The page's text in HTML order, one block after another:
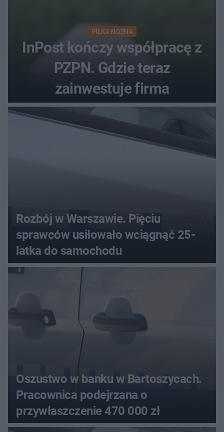
PIŁKA NOŻNA
InPost kończy współpracę z
PZPN. Gdzie teraz
zainwestuje firma
Rozbój w Warszawie. Pięciu
sprawców usiłowało wciągnąć 25-
latka do samochodu
Oszustwo w banku w Bartoszycach.
Pracownica podejrzana o
przywłaszczenie 470 000 zł